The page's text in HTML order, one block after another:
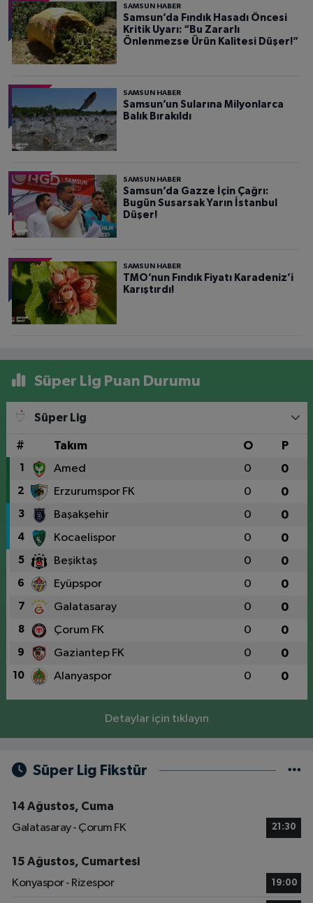
SAMSUN HABER
Samsun’da Fındık Hasadı Öncesi
Kritik Uyarı: “Bu Zararlı
Önlenmezse Ürün Kalitesi Düşer!”
SAMSUN HABER
Samsun’un Sularına Milyonlarca
Balık Bırakıldı
SAMSUN HABER
Samsun’da Gazze İçin Çağrı:
Bugün Susarsak Yarın İstanbul
Düşer!
SAMSUN HABER
TMO’nun Fındık Fiyatı Karadeniz’i
Karıştırdı!
Süper Lig Puan Durumu
Süper Lig
# Takım O P
1 Amed 0 0
2 Erzurumspor FK 0 0
3 Başakşehir 0 0
4 Kocaelispor 0 0
5 Beşiktaş 0 0
6 Eyüpspor 0 0
7 Galatasaray 0 0
8 Çorum FK 0 0
9 Gaziantep FK 0 0
10 Alanyaspor 0 0
Detaylar için tıklayın
Süper Lig Fikstür
14 Ağustos, Cuma
Galatasaray - Çorum FK
21:30
15 Ağustos, Cumartesi
Konyaspor - Rizespor
19:00